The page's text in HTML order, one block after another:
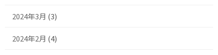
2024年3月 (3)
2024年2月 (4)